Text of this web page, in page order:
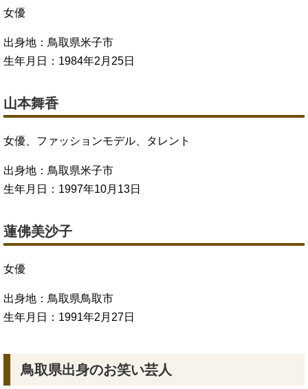
女優
出身地：鳥取県米子市
生年月日：1984年2月25日
山本舞香
女優、ファッションモデル、タレント
出身地：鳥取県米子市
生年月日：1997年10月13日
蓮佛美沙子
女優
出身地：鳥取県鳥取市
生年月日：1991年2月27日
鳥取県出身のお笑い芸人